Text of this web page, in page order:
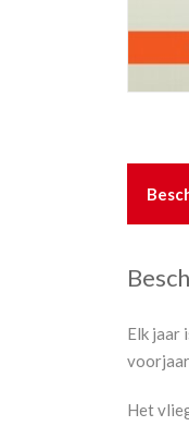
Elk jaar
voorjaar
Het